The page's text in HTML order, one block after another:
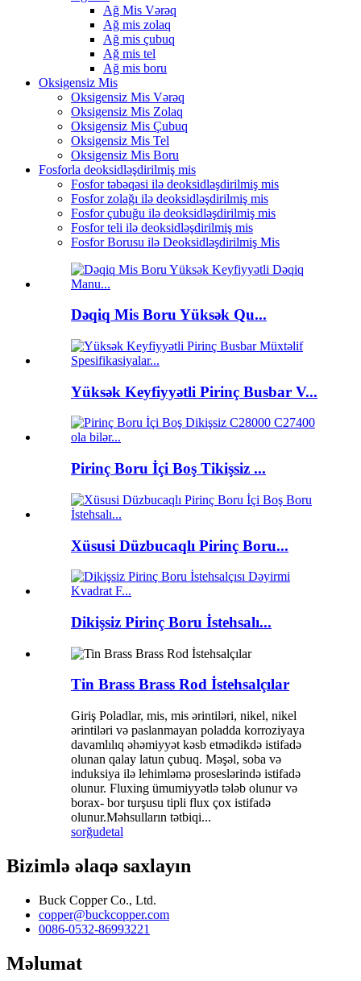
Ağ Mis Vərəq
Ağ mis zolaq
Ağ mis çubuq
Ağ mis tel
Ağ mis boru
Oksigensiz Mis
Oksigensiz Mis Vərəq
Oksigensiz Mis Zolaq
Oksigensiz Mis Çubuq
Oksigensiz Mis Tel
Oksigensiz Mis Boru
Fosforla deoksidləşdirilmiş mis
Fosfor təbəqəsi ilə deoksidləşdirilmiş mis
Fosfor zolağı ilə deoksidləşdirilmiş mis
Fosfor çubuğu ilə deoksidləşdirilmiş mis
Fosfor teli ilə deoksidləşdirilmiş mis
Fosfor Borusu ilə Deoksidləşdirilmiş Mis
Dəqiq Mis Boru Yüksək Qu...
Yüksək Keyfiyyətli Pirinç Busbar V...
Pirinç Boru İçi Boş Tikişsiz ...
Xüsusi Düzbucaqlı Pirinç Boru...
Dikişsiz Pirinç Boru İstehsalı...
Tin Brass Brass Rod İstehsalçılar
Giriş Poladlar, mis, mis ərintiləri, nikel, nikel
ərintiləri və paslanmayan poladda korroziyaya
davamlılıq əhəmiyyət kəsb etmədikdə istifadə
olunan qalay latun çubuq. Məşəl, soba və
induksiya ilə lehimləmə proseslərində istifadə
olunur. Fluxing ümumiyyətlə tələb olunur və
borax- bor turşusu tipli flux çox istifadə
olunur.Məhsulların tətbiqi...
sorğudetal
Bizimlə əlaqə saxlayın
Buck Copper Co., Ltd.
copper@buckcopper.com
0086-0532-86993221
Məlumat